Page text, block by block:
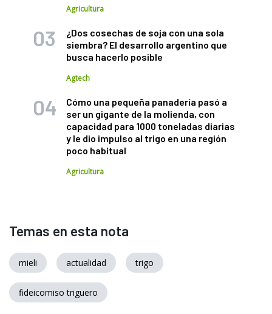
Agricultura
¿Dos cosechas de soja con una sola
siembra? El desarrollo argentino que
busca hacerlo posible
Agtech
Cómo una pequeña panadería pasó a
ser un gigante de la molienda, con
capacidad para 1000 toneladas diarias
y le dio impulso al trigo en una región
poco habitual
Agricultura
Temas en esta nota
mieli actualidad trigo
fideicomiso triguero